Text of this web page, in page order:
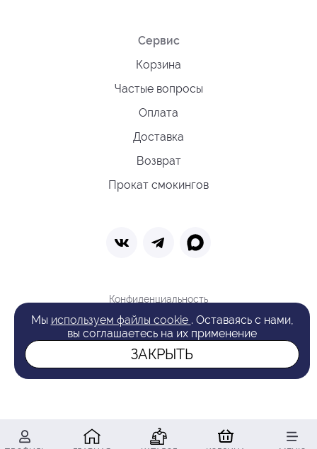
Сервис
Корзина
Частые вопросы
Оплата
Доставка
Возврат
Прокат смокингов
Конфиденциальность
Политика обработки cookie
Оферта
Поиск
© 2026 VAN LAACK
Мы используем файлы cookie . Оставаясь с нами,
вы соглашаетесь на их применение
ЗАКРЫТЬ